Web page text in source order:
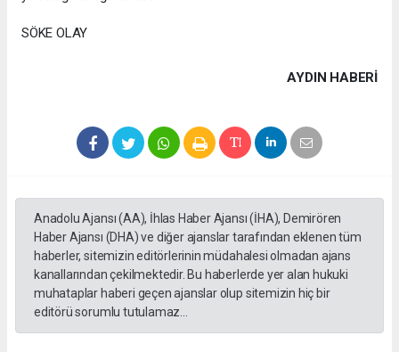
SÖKE OLAY
AYDIN HABERİ
Anadolu Ajansı (AA), İhlas Haber Ajansı (İHA), Demirören
Haber Ajansı (DHA) ve diğer ajanslar tarafından eklenen tüm
haberler, sitemizin editörlerinin müdahalesi olmadan ajans
kanallarından çekilmektedir. Bu haberlerde yer alan hukuki
muhataplar haberi geçen ajanslar olup sitemizin hiç bir
editörü sorumlu tutulamaz...